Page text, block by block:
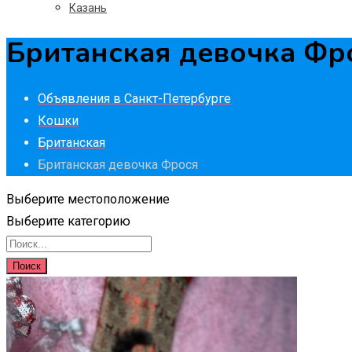
Казань
Британская девочка
Объявления в Санкт-Петербурге
Кошки
Британская
Британская девочка Фрося
Выберите местоположение
Выберите категорию
Поиск